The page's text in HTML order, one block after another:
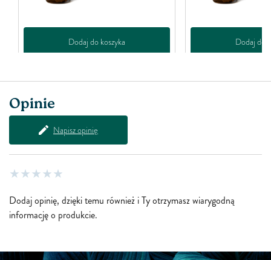
Dodaj do koszyka Dodaj do
Opinie
Napisz opinię
Dodaj opinię, dzięki temu również i Ty otrzymasz wiarygodną
informację o produkcie.